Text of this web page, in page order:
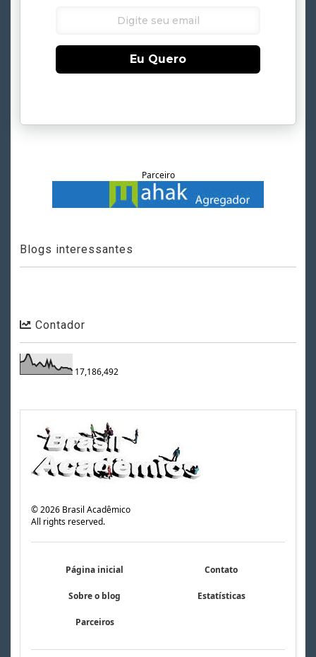
Eu Quero
Parceiro
Blogs interessantes
Contador
17,186,492
©2026 Brasil Acadêmico
All rights reserved.
Página inicial Contato
Sobre o blog Estatísticas
Parceiros